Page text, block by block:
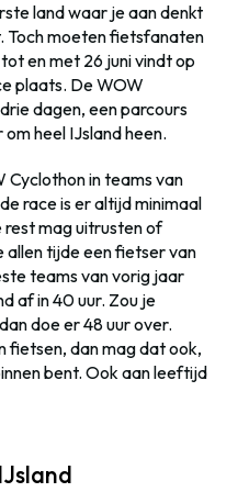
land waar je aan denkt
Toch moeten fietsfanaten
en met 26 juni vindt op
plaats. De WOW
dagen, een parcours
heel IJsland heen.
Cyclothon in teams van
race is er altijd minimaal
mag uitrusten of
tijde een fietser van
teams van vorig jaar
af in 40 uur. Zou je
doe er 48 uur over.
fietsen, dan mag dat ook,
bent. Ook aan leeftijd